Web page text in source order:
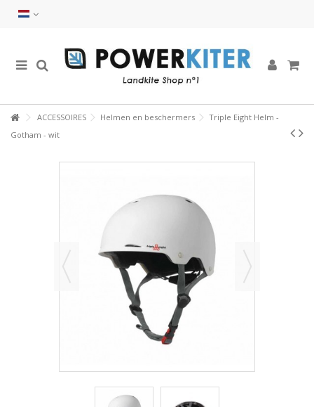
ACCESSOIRES Helmen en beschermers
Triple Eight Helm -
Gotham - wit